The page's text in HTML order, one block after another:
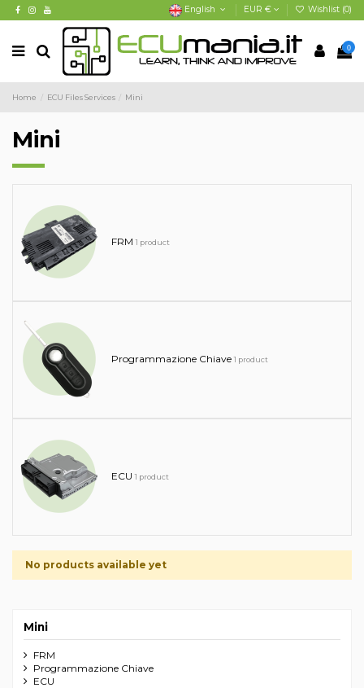
English EUR € Wishlist (0)
0
Home ECU Files Services Mini
Mini
FRM1 product
Programmazione Chiave1 product
ECU1 product
No products available yet
Mini
FRM
Programmazione Chiave
ECU